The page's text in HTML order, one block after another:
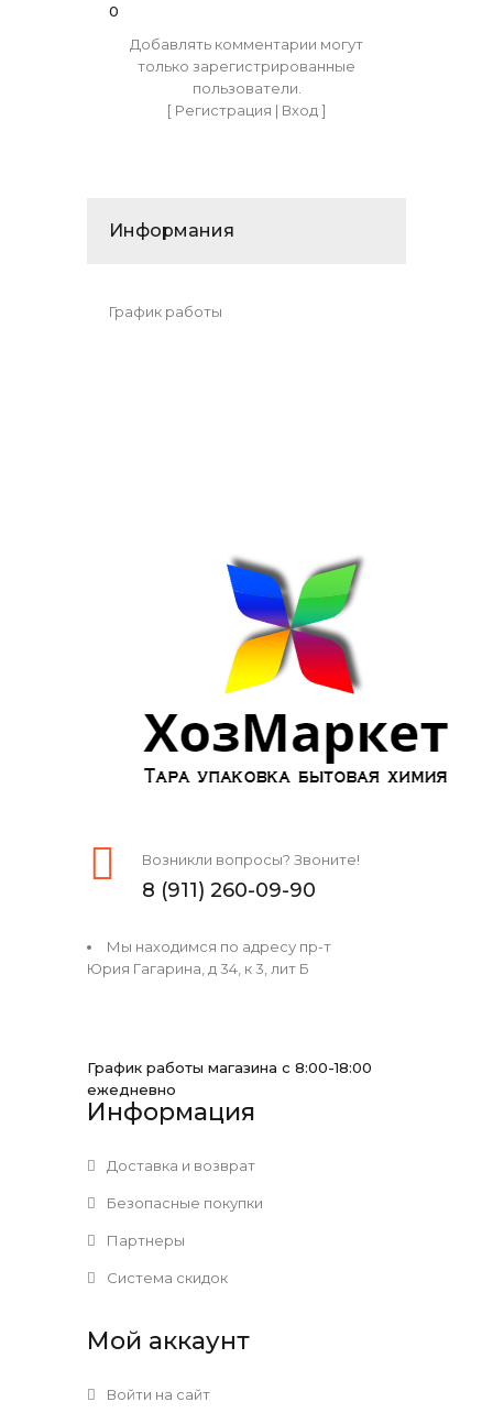
0
Добавлять комментарии могут
только зарегистрированные
пользователи.
[ Регистрация | Вход]
Информания
График работы
Возникли вопросы? Звоните!
8 (911) 260-09-90
Мы находимся по адресу пр-т
Юрия Гагарина, д 34, к 3, лит Б
График работы магазина с 8:00-18:00
ежедневно
Информация
Доставка и возврат
Безопасные покупки
Партнеры
Система скидок
Мой аккаунт
Войти на сайт